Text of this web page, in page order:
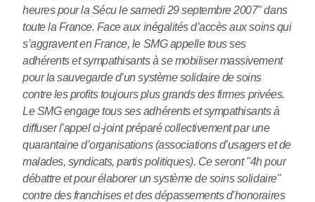
heures pour la Sécu le samedi 29 septembre 2007" dans
toute la France. Face aux inégalités d’accès aux soins qui
s’aggravent en France, le SMG appelle tous ses
adhérents et sympathisants à se mobiliser massivement
pour la sauvegarde d’un système solidaire de soins
contre les profits toujours plus grands des firmes privées.
Le SMG engage tous ses adhérents et sympathisants à
diffuser l’appel ci-joint préparé collectivement par une
quarantaine d’organisations (associations d’usagers et de
malades, syndicats, partis politiques). Ce seront "4h pour
débattre et pour élaborer un système de soins solidaire"
contre des franchises et des dépassements d’honoraires